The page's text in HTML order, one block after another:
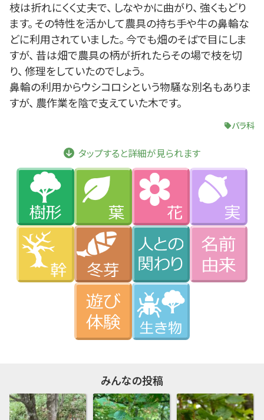
枝は折れにくく丈夫で、 しなやかに曲がり、 強くもどり
ます。 その特性を活かして農具の持ち手や牛の鼻輪な
どに利用されていました。 今でも畑のそばで目にしま
すが、 昔は畑で農具の柄が折れたらその場で枝を切
り、 修理をしていたのでしょう。
鼻輪の利用からウシコロシという物騒な別名もありま
すが、 農作業を陰で支えていた木です。
バラ科
タップすると詳細が見られます
みんなの投稿